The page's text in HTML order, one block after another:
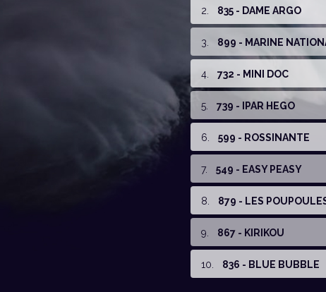
2. 835 - DAME ARGO
3. 899 - MARINE
4. 732 - MINI DOC
5. 739 - IPAR HEGO
6. 599 - ROSSINANTE
7. 549 - EASY PEASY
8. 879 - LES
9. 867 - KIRIKOU
10. 836 - BLUE BUBBLE